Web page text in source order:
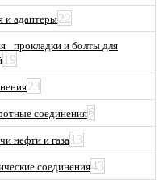
и адаптеры22
прокладки и болты для
19
23
соединения6
нефти и газа 13
соединения43